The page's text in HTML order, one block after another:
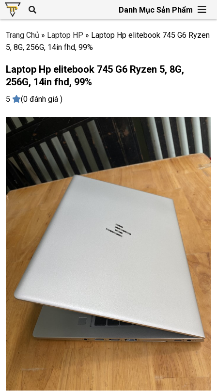
Danh Mục Sản Phẩm
Trang Chủ » Laptop HP » Laptop Hp elitebook 745 G6 Ryzen
5, 8G, 256G, 14in fhd, 99%
Laptop Hp elitebook 745 G6 Ryzen 5, 8G,
256G, 14in fhd, 99%
5 (0 đánh giá )